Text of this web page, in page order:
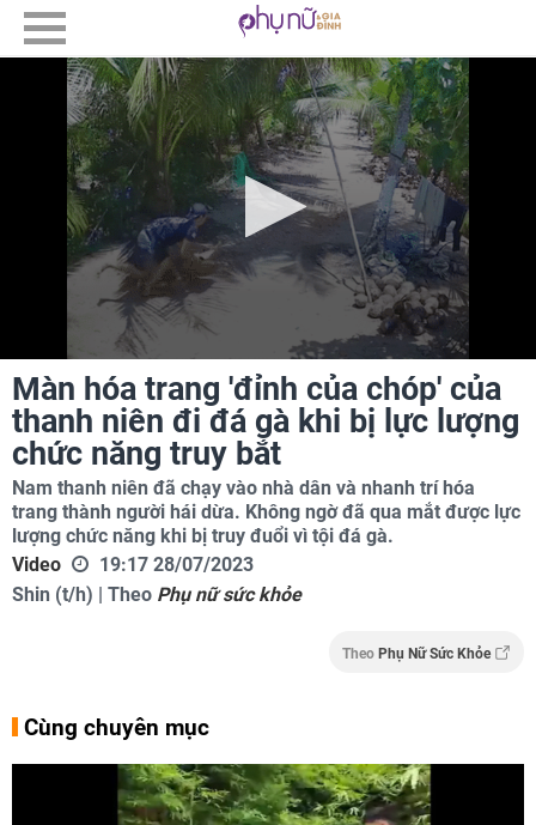
Màn hóa trang 'đỉnh của chóp' của
thanh niên đi đá gà khi bị lực lượng
chức năng truy bắt
Nam thanh niên đã chạy vào nhà dân và nhanh trí hóa
trang thành người hái dừa. Không ngờ đã qua mắt được lực
lượng chức năng khi bị truy đuổi vì tội đá gà.
Video
19:17 28/07/2023
Shin (t/h) | Theo Phụ nữ sức khỏe
Theo Phụ Nữ Sức Khỏe
Cùng chuyên mục